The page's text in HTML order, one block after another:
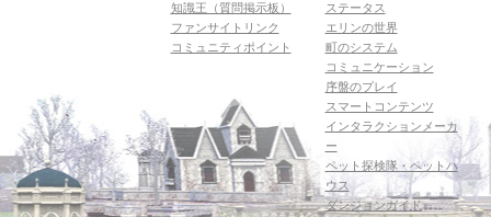
知識王（質問掲示板）
ファンサイトリンク
コミュニティポイント
ステータス
エリンの世界
町のシステム
コミュニケーション
序盤のプレイ
スマートコンテンツ
インタラクションメーカ
ー
ペット探検隊・ペットハ
ウス
ダンジョンガイド